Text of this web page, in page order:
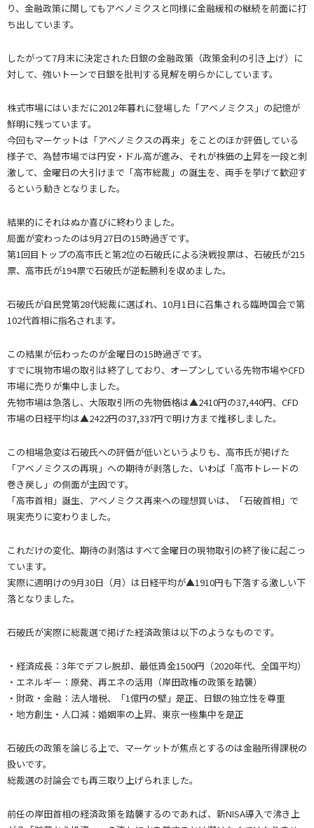
り、金融政策に関してもアベノミクスと同様に金融緩和の継続を前面に打
ち出しています。
したがって7月末に決定された日銀の金融政策（政策金利の引き上げ）に
対して、強いトーンで日銀を批判する見解を明らかにしています。
株式市場にはいまだに2012年暮れに登場した「アベノミクス」の記憶が
鮮明に残っています。
今回もマーケットは「アベノミクスの再来」をことのほか評価している
様子で、為替市場では円安・ドル高が進み、それが株価の上昇を一段と刺
激して、金曜日の大引けまで「高市総裁」の誕生を、両手を挙げて歓迎す
るという動きとなりました。
結果的にそれはぬか喜びに終わりました。
局面が変わったのは9月27日の15時過ぎです。
第1回目トップの高市氏と第2位の石破氏による決戦投票は、石破氏が215
票、高市氏が194票で石破氏が逆転勝利を収めました。
石破氏が自民党第28代総裁に選ばれ、10月1日に召集される臨時国会で第
102代首相に指名されます。
この結果が伝わったのが金曜日の15時過ぎです。
すでに現物市場の取引は終了しており、オープンしている先物市場やCFD
市場に売りが集中しました。
先物市場は急落し、大阪取引所の先物価格は▲2410円の37,440円、CFD
市場の日経平均は▲2422円の37,337円で明け方まで推移しました。
この相場急変は石破氏への評価が低いというよりも、高市氏が掲げた
「アベノミクスの再現」への期待が剥落した、いわば「高市トレードの
巻き戻し」の側面が主因です。
「高市首相」誕生、アベノミクス再来への理想買いは、「石破首相」で
現実売りに変わりました。
これだけの変化、期待の剥落はすべて金曜日の現物取引の終了後に起こっ
ています。
実際に週明けの9月30日（月）は日経平均が▲1910円も下落する激しい下
落となりました。
石破氏が実際に総裁選で掲げた経済政策は以下のようなものです。
・経済成長：3年でデフレ脱却、最低賃金1500円（2020年代、全国平均）
・エネルギー：原発、再エネの活用（岸田政権の政策を踏襲）
・財政・金融：法人増税、「1億円の壁」是正、日銀の独立性を尊重
・地方創生・人口減：婚姻率の上昇、東京一極集中を是正
石破氏の政策を論じる上で、マーケットが焦点とするのは金融所得課税の
扱いです。
総裁選の討論会でも再三取り上げられました。
前任の岸田首相の経済政策を踏襲するのであれば、新NISA導入で沸き上